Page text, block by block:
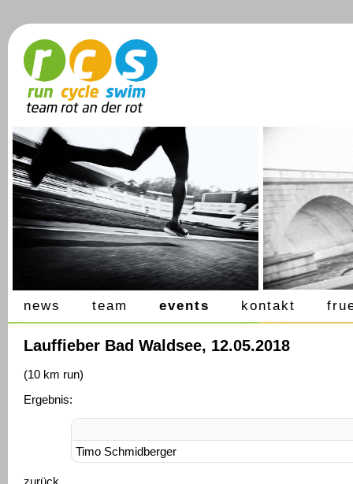
news team events kontakt
Lauffieber Bad Waldsee, 12.05.2018
(10 km run)
Ergebnis:
Timo Schmidberger